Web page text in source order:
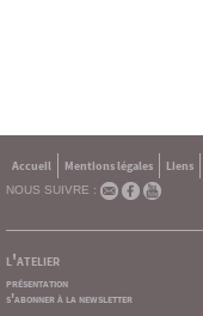
Accueil Mentions légales
Liens
NOUS SUIVRE :
l'atelier
présentation
s'abonner à la newsletter